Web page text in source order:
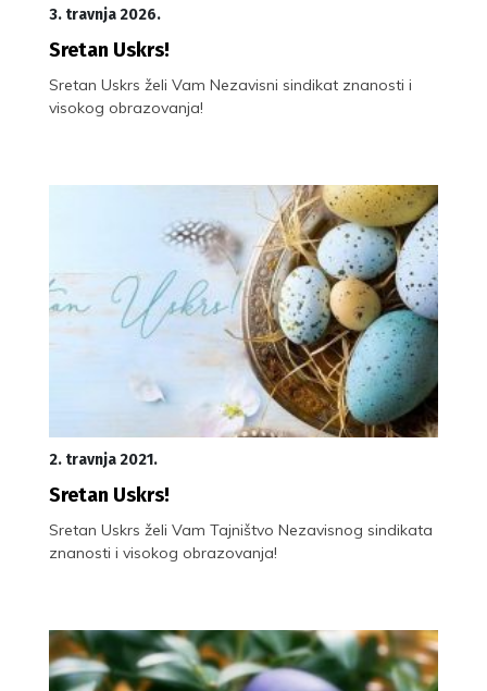
3. travnja 2026.
Sretan Uskrs!
Sretan Uskrs želi Vam Nezavisni sindikat znanosti i
visokog obrazovanja!
2. travnja 2021.
Sretan Uskrs!
Sretan Uskrs želi Vam Tajništvo Nezavisnog sindikata
znanosti i visokog obrazovanja!